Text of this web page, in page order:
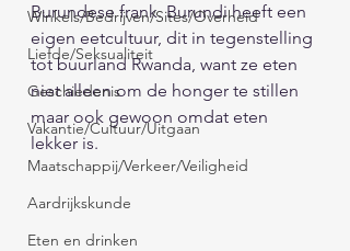
Winkels/Bedrijven/Sites/Overheid
Liefde/Seksualiteit
Geschiedenis
Vakantie/Cultuur/Uitgaan
Maatschappij/Verkeer/Veiligheid
Aardrijkskunde
Eten en drinken
Burundese frank. Burundi heeft een
eigen eetcultuur, dit in tegenstelling
tot buurland Rwanda, want ze eten
niet alleen om de honger te stillen
maar ook gewoon omdat eten
lekker is.